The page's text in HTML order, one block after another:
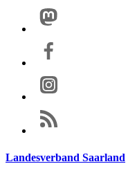
Landesverband Saarland